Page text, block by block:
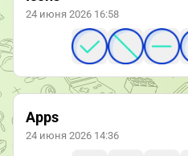
24 июня 2026 16:58
Apps
24 июня 2026 14:36